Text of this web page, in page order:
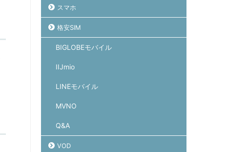
スマホ
格安SIM
BIGLOBEモバイル
IIJmio
LINEモバイル
MVNO
Q&A
VOD